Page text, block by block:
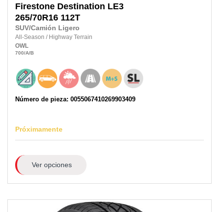
Firestone Destination LE3
265/70R16 112T
SUV/Camión Ligero
All-Season / Highway Terrain
OWL
700/A/B
Número de pieza: 0055067410269903409
Próximamente
Ver opciones